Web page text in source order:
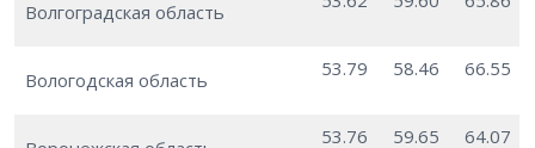
Волгоградская область
Вологодская область 53.79 58.46 66.55
53.76 59.65 64.07